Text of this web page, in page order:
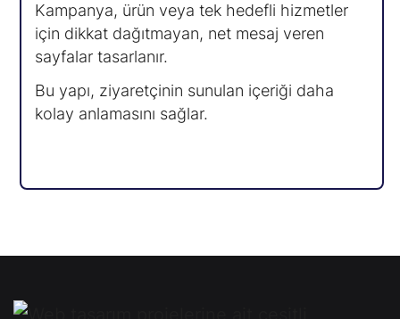
Kampanya, ürün veya tek hedefli hizmetler
için dikkat dağıtmayan, net mesaj veren
sayfalar tasarlanır.
Bu yapı, ziyaretçinin sunulan içeriği daha
kolay anlamasını sağlar.